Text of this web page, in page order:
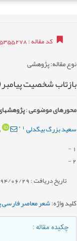
کد مقاله: 13940629155355278
نوع مقاله: پژوهشی
بازتاب شخصیت
محورهای موضوعی:پژوهش‎های ادبیات کلاسیک ایران
سعید بزرگ بیگدلی 1
*
1
-
2
-
تاریخ دریافت : 1394/06/29
کلید واژه:شعر معاصر فارسی
چکیده مقاله: